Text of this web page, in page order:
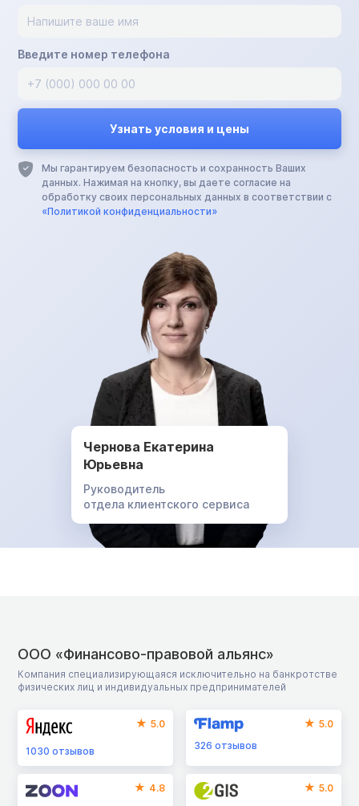
Введите номер телефона
Мы гарантируем безопасность и сохранность Ваших
данных. Нажимая на кнопку, вы даете согласие на
обработку своих персональных данных в соответствии с
«Политикой конфиденциальности»
Чернова Екатерина
Юрьевна
Руководитель
отдела клиентского сервиса
ООО «Финансово-правовой альянс»
Компания специализирующаяся исключительно на банкротстве
физических лиц и индивидуальных предпринимателей
5.0
1030 отзывов
5.0
326отзывов
4.8 5.0